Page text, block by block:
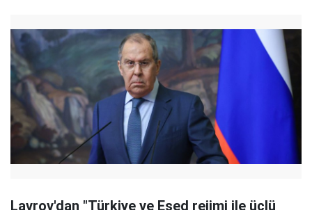
Lavrov'dan "Türkiye ve Esed rejimi ile üçlü